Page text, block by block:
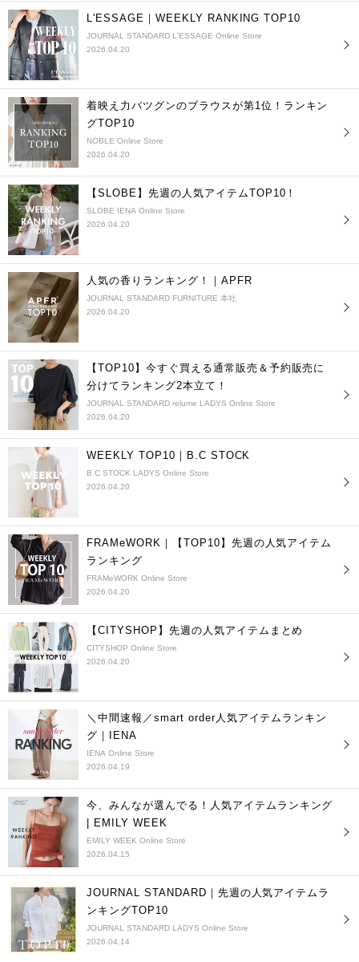
L'ESSAGE｜WEEKLY RANKING TOP10
JOURNAL STANDARD L'ESSAGE Online Store
2026.04.20
着映え力バツグンのブラウスが第1位！ランキン
グTOP10
NOBLE Online Store
2026.04.20
【SLOBE】先週の人気アイテムTOP10！
SLOBE IENA Online Store
2026.04.20
人気の香りランキング！｜APFR
JOURNAL STANDARD FURNITURE 本社
2026.04.20
【TOP10】今すぐ買える通常販売＆予約販売に
分けてランキング2本立て！
JOURNAL STANDARD relume LADYS Online Store
2026.04.20
WEEKLY TOP10｜B.C STOCK
B.C STOCK LADYS Online Store
2026.04.20
FRAMeWORK｜【TOP10】先週の人気アイテム
ランキング
FRAMeWORK Online Store
2026.04.20
【CITYSHOP】先週の人気アイテムまとめ
CITYSHOP Online Store
2026.04.20
＼中間速報／smart order人気アイテムランキン
グ｜IENA
IENA Online Store
2026.04.19
今、みんなが選んでる！人気アイテムランキング
| EMILY WEEK
EMILY WEEK Online Store
2026.04.15
JOURNAL STANDARD｜先週の人気アイテムラ
ンキングTOP10
JOURNAL STANDARD LADYS Online Store
2026.04.14